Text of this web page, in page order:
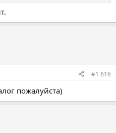
#1 616
пожалуйста)